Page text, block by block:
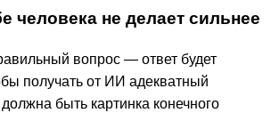
человека не делает сильнее
вопрос — ответ будет
получать от ИИ адекватный
должна быть картинка конечного